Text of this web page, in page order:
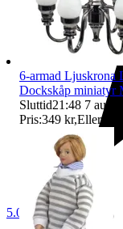
5.0
6-armad Ljuskrona
Dockskåp miniatyr
Sluttid21:48 7 aug
Pris:349 kr,Eller